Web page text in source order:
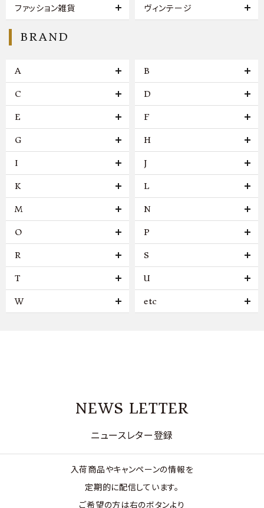
ファッション雑貨 ヴィンテージ
BRAND
A B
C D
E F
G H
I J
K L
M N
O P
R S
T U
W etc
NEWS LETTER
ニュースレター登録
入荷商品やキャンペーンの情報を
定期的に配信しています。
ご希望の方は右のボタンより